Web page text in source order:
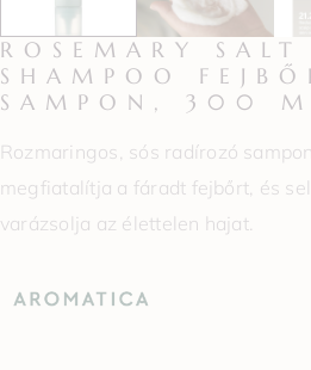
ROSEMARY SALT
SHAMPOO
SAMPON, 300
Rozmaringos, sós radírozó
megfiatalítja a fáradt fejbőrt, és
varázsolja az élettelen hajat.